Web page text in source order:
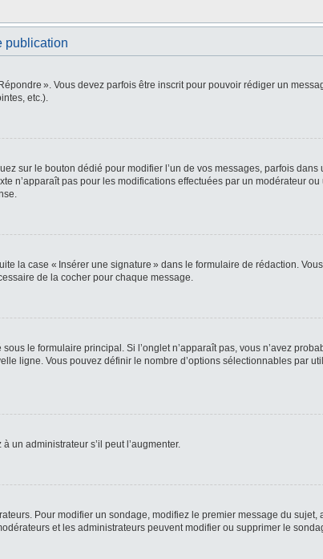
publication
». Vous devez parfois être inscrit pour pouvoir rédiger un
etc.).
sur le bouton dédié pour modifier l’un de vos messages, parfois
n’apparaît pas pour les modifications effectuées par un modérateur
la case « Insérer une signature » dans le formulaire de rédaction.
de la cocher pour chaque message.
le formulaire principal. Si l’onglet n’apparaît pas, vous n’avez
ligne. Vous pouvez définir le nombre d’options sélectionnables par
un administrateur s’il peut l’augmenter.
Pour modifier un sondage, modifiez le premier message du sujet,
et les administrateurs peuvent modifier ou supprimer le